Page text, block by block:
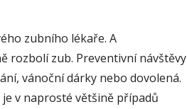
zubního lékaře. A
rozbolí zub. Preventivní návštěvy
vánoční dárky nebo dovolená.
v naprosté většině případů